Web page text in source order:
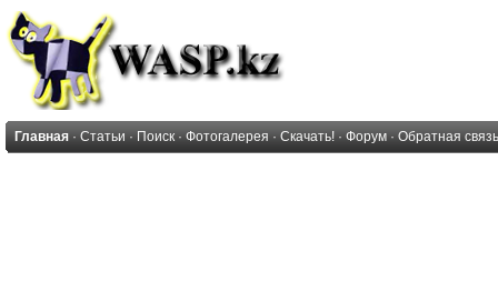
Главная · Статьи · Поиск · Фотогалерея · Скачать! · Форум · Обратная связь